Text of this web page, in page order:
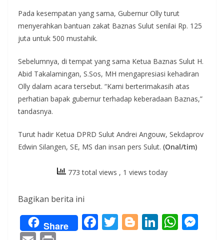
Pada kesempatan yang sama, Gubernur Olly turut
menyerahkan bantuan zakat Baznas Sulut senilai Rp. 125
juta untuk 500 mustahik.
Sebelumnya, di tempat yang sama Ketua Baznas Sulut H.
Abid Takalamingan, S.Sos, MH mengapresiasi kehadiran
Olly dalam acara tersebut. “Kami berterimakasih atas
perhatian bapak gubernur terhadap keberadaan Baznas,”
tandasnya.
Turut hadir Ketua DPRD Sulut Andrei Angouw, Sekdaprov
Edwin Silangen, SE, MS dan insan pers Sulut. (Onal/tim)
773 total views , 1 views today
Bagikan berita ini
Share F T Bl Li W